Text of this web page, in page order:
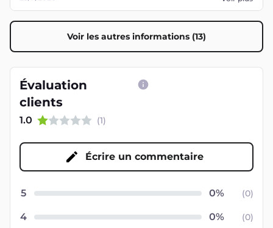
Voir les autres informations (13)
Évaluation
clients
1.0 (1)
Écrire un commentaire
5 (0)
4 (0)